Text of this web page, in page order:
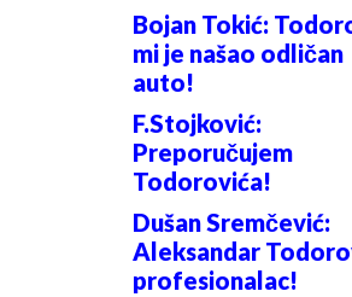
Bojan Tokić:
mi je našao odličan
auto!
F.Stojković:
Preporučujem
Todorovića!
Dušan Sremčević:
Aleksandar
profesionalac!